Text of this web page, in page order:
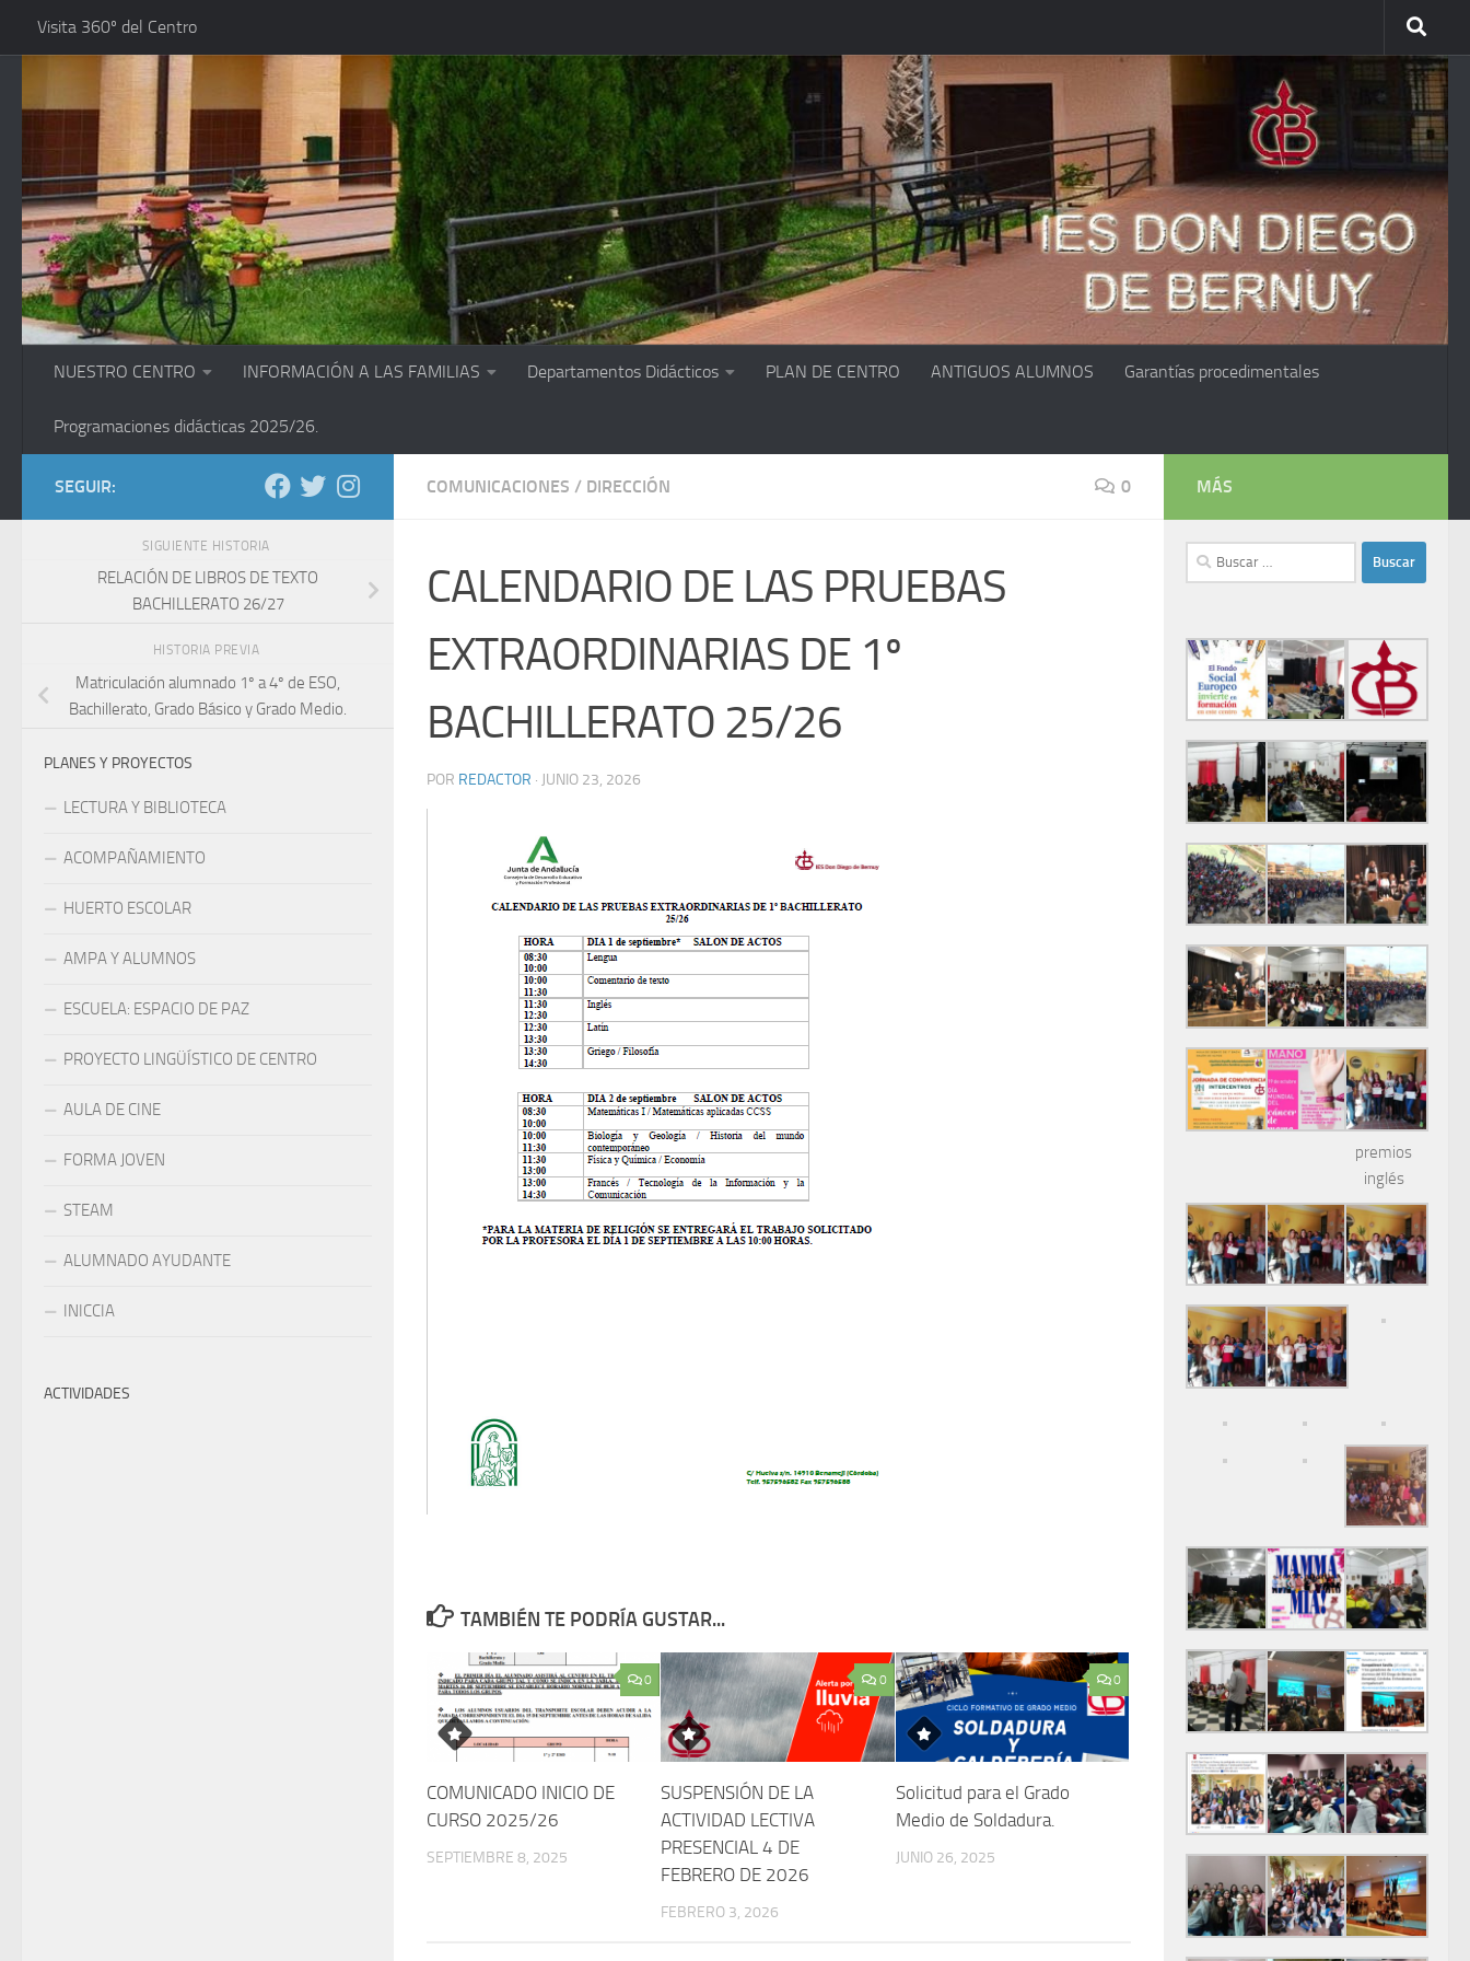
Saltar al contenido
Visita 360º del Centro
NUESTRO CENTRO INFORMACIÓN A LAS FAMILIAS Departamentos Didácticos PLAN DE CENTRO ANTIGUOS ALUMNOS Garantías procedimentales
Programaciones didácticas 2025/26.
COMUNICACIONES / DIRECCIÓN 0
CALENDARIO DE LAS PRUEBAS
EXTRAORDINARIAS DE 1º
BACHILLERATO 25/26
POR REDACTOR · JUNIO 23, 2026
TAMBIÉN TE PODRÍA GUSTAR...
0
COMUNICADO INICIO DE
CURSO 2025/26
SEPTIEMBRE 8, 2025
0
SUSPENSIÓN DE LA
ACTIVIDAD LECTIVA
PRESENCIAL 4 DE
FEBRERO DE 2026
FEBRERO 3, 2026
0
Solicitud para el Grado
Medio de Soldadura.
JUNIO 26, 2025
SEGUIR:
SIGUIENTE HISTORIA
RELACIÓN DE LIBROS DE TEXTO
BACHILLERATO 26/27
HISTORIA PREVIA
Matriculación alumnado 1º a 4º de ESO,
Bachillerato, Grado Básico y Grado Medio.
PLANES Y PROYECTOS
LECTURA Y BIBLIOTECA
ACOMPAÑAMIENTO
HUERTO ESCOLAR
AMPA Y ALUMNOS
ESCUELA: ESPACIO DE PAZ
PROYECTO LINGÜÍSTICO DE CENTRO
AULA DE CINE
FORMA JOVEN
STEAM
ALUMNADO AYUDANTE
INICCIA
ACTIVIDADES
MÁS
Buscar:
premios
inglés